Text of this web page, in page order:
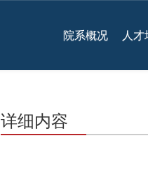
院系概况 人
详细内容